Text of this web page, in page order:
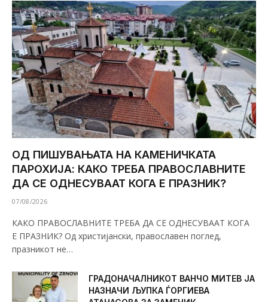
ОД ПИШУВАЊАТА НА КАМЕНИЧКАТА
ПАРОХИЈА: КАКО ТРЕБА ПРАВОСЛАВНИТЕ
ДА СЕ ОДНЕСУВААТ КОГА Е ПРАЗНИК?
07/08/2026
КАКО ПРАВОСЛАВНИТЕ ТРЕБА ДА СЕ ОДНЕСУВААТ КОГА
Е ПРАЗНИК? Од христијански, православен поглед,
празникот не…
ГРАДОНАЧАЛНИКОТ ВАНЧО МИТЕВ ЈА
НАЗНАЧИ ЉУПКА ЃОРГИЕВА